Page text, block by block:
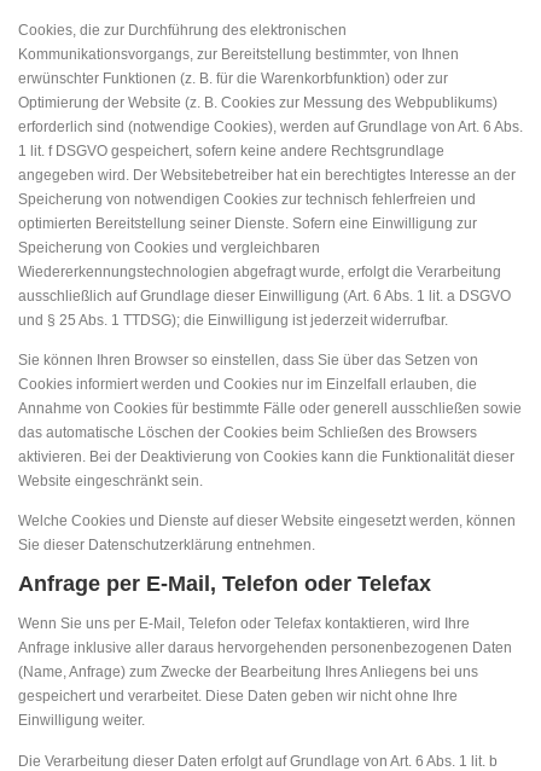
Cookies, die zur Durchführung des elektronischen
Kommunikationsvorgangs, zur Bereitstellung bestimmter, von Ihnen
erwünschter Funktionen (z. B. für die Warenkorbfunktion) oder zur
Optimierung der Website (z. B. Cookies zur Messung des Webpublikums)
erforderlich sind (notwendige Cookies), werden auf Grundlage von Art. 6 Abs.
1 lit. f DSGVO gespeichert, sofern keine andere Rechtsgrundlage
angegeben wird. Der Websitebetreiber hat ein berechtigtes Interesse an der
Speicherung von notwendigen Cookies zur technisch fehlerfreien und
optimierten Bereitstellung seiner Dienste. Sofern eine Einwilligung zur
Speicherung von Cookies und vergleichbaren
Wiedererkennungstechnologien abgefragt wurde, erfolgt die Verarbeitung
ausschließlich auf Grundlage dieser Einwilligung (Art. 6 Abs. 1 lit. a DSGVO
und § 25 Abs. 1 TTDSG); die Einwilligung ist jederzeit widerrufbar.
Sie können Ihren Browser so einstellen, dass Sie über das Setzen von
Cookies informiert werden und Cookies nur im Einzelfall erlauben, die
Annahme von Cookies für bestimmte Fälle oder generell ausschließen sowie
das automatische Löschen der Cookies beim Schließen des Browsers
aktivieren. Bei der Deaktivierung von Cookies kann die Funktionalität dieser
Website eingeschränkt sein.
Welche Cookies und Dienste auf dieser Website eingesetzt werden, können
Sie dieser Datenschutzerklärung entnehmen.
Anfrage per E-Mail, Telefon oder Telefax
Wenn Sie uns per E-Mail, Telefon oder Telefax kontaktieren, wird Ihre
Anfrage inklusive aller daraus hervorgehenden personenbezogenen Daten
(Name, Anfrage) zum Zwecke der Bearbeitung Ihres Anliegens bei uns
gespeichert und verarbeitet. Diese Daten geben wir nicht ohne Ihre
Einwilligung weiter.
Die Verarbeitung dieser Daten erfolgt auf Grundlage von Art. 6 Abs. 1 lit. b